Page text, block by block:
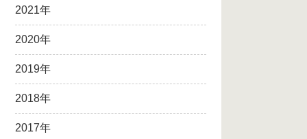
2021年
2020年
2019年
2018年
2017年